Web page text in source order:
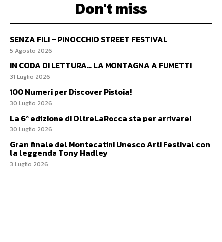
Don't miss
SENZA FILI – PINOCCHIO STREET FESTIVAL
5 Agosto 2026
IN CODA DI LETTURA… LA MONTAGNA A FUMETTI
31 Luglio 2026
100 Numeri per Discover Pistoia!
30 Luglio 2026
La 6ª edizione di OltreLaRocca sta per arrivare!
30 Luglio 2026
Gran finale del Montecatini Unesco Arti Festival con
la leggenda Tony Hadley
3 Luglio 2026